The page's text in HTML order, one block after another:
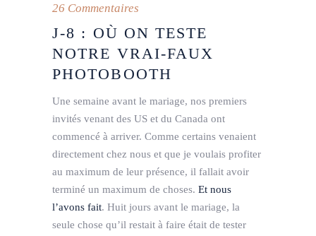
26 Commentaires
J-8 : OÙ ON TESTE
NOTRE VRAI-FAUX
PHOTOBOOTH
Une semaine avant le mariage, nos premiers
invités venant des US et du Canada ont
commencé à arriver. Comme certains venaient
directement chez nous et que je voulais profiter
au maximum de leur présence, il fallait avoir
terminé un maximum de choses. Et nous
l’avons fait. Huit jours avant le mariage, la
seule chose qu’il restait à faire était de tester